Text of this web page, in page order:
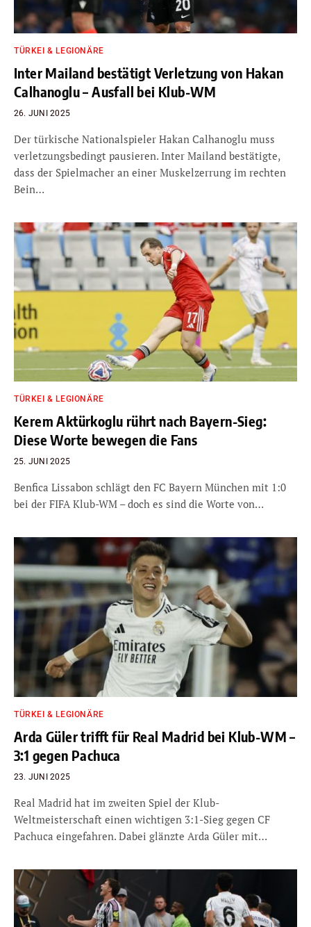
TÜRKEI & LEGIONÄRE
Inter Mailand bestätigt Verletzung von Hakan
Calhanoglu – Ausfall bei Klub-WM
26. JUNI 2025
Der türkische Nationalspieler Hakan Calhanoglu muss
verletzungsbedingt pausieren. Inter Mailand bestätigte,
dass der Spielmacher an einer Muskelzerrung im rechten
Bein…
TÜRKEI & LEGIONÄRE
Kerem Aktürkoglu rührt nach Bayern-Sieg:
Diese Worte bewegen die Fans
25. JUNI 2025
Benfica Lissabon schlägt den FC Bayern München mit 1:0
bei der FIFA Klub-WM – doch es sind die Worte von…
TÜRKEI & LEGIONÄRE
Arda Güler trifft für Real Madrid bei Klub-WM –
3:1 gegen Pachuca
23. JUNI 2025
Real Madrid hat im zweiten Spiel der Klub-
Weltmeisterschaft einen wichtigen 3:1-Sieg gegen CF
Pachuca eingefahren. Dabei glänzte Arda Güler mit…